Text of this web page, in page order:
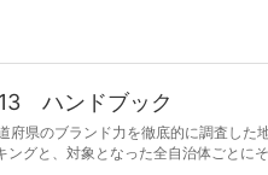
ハンドブック
県のブランド力を徹底的に調査した
グと、対象となった全自治体ごとに